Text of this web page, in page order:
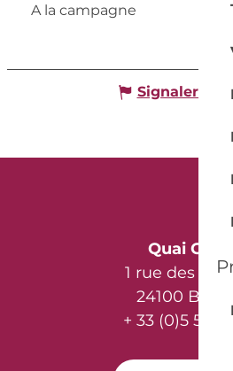
A la campagne
Signaler
Quai
1 rue des
24100
+ 33 (0)5 53